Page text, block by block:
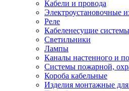
Кабели и провода
Электроустановочные
Реле
Кабеленесущие системы
Светильники
Лампы
Каналы настенного и
Системы пожарной,
Короба кабельные
Изделия монтажные